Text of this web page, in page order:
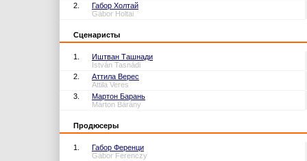
2.
Габор Холтай
Gábor Holtai
Сценаристы
1.
Иштван Ташнади
István Tasnádi
2.
Аттила Верес
Attila Veres
3.
Мартон Барань
Márton Bárány
Продюсеры
1.
Габор Ференци
Gábor Ferenczy